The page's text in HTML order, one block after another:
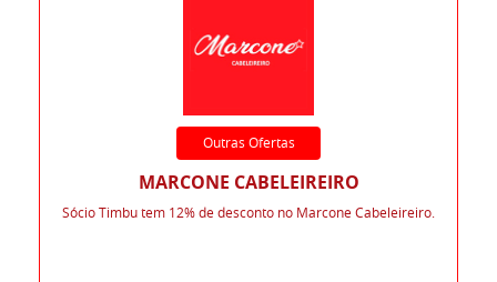
Outras Ofertas
MARCONE CABELEIREIRO
Sócio Timbu tem 12% de desconto no Marcone Cabeleireiro.